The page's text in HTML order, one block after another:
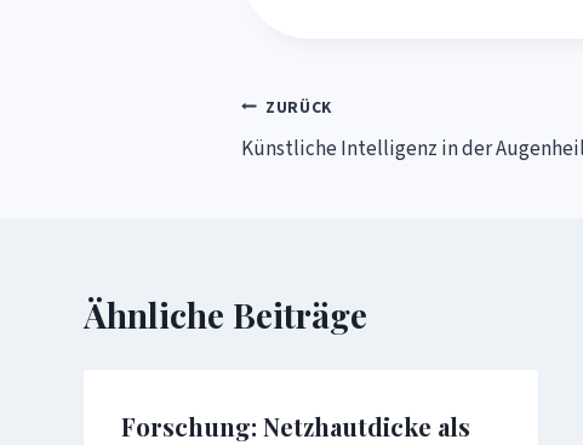
Beitragsnavigation
ZURÜCK
Künstliche Intelligenz in der
Ähnliche Beiträge
Forschung: Netzhautdicke als